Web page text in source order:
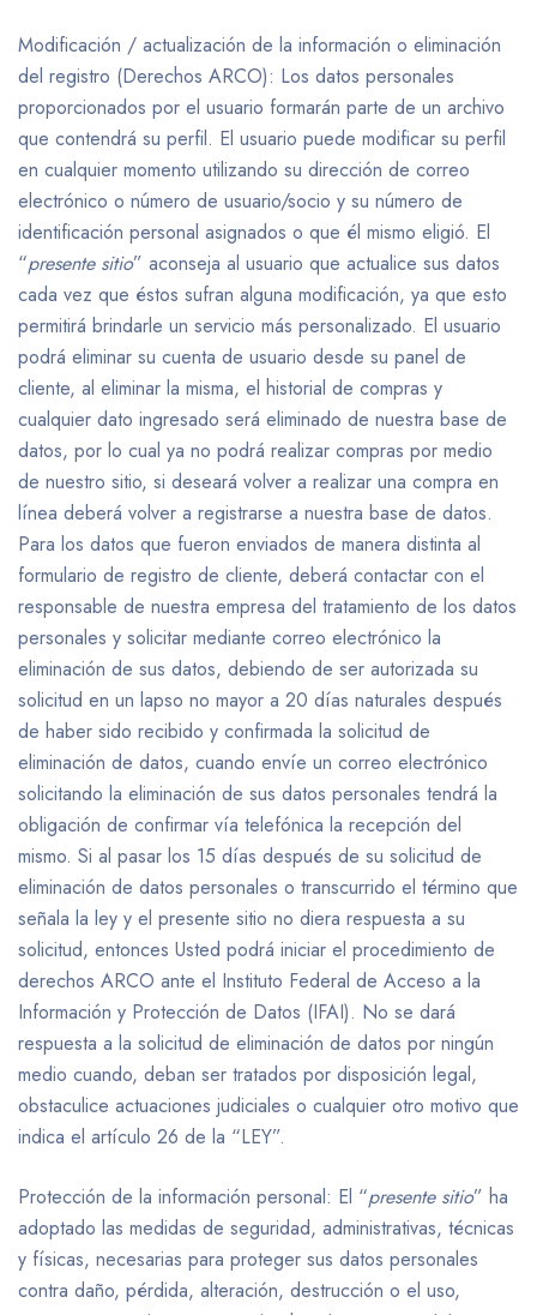
Modificación / actualización de la información o eliminación
del registro (Derechos ARCO): Los datos personales
proporcionados por el usuario formarán parte de un archivo
que contendrá su perfil. El usuario puede modificar su perfil
en cualquier momento utilizando su dirección de correo
electrónico o número de usuario/socio y su número de
identificación personal asignados o que él mismo eligió. El
“presente sitio” aconseja al usuario que actualice sus datos
cada vez que éstos sufran alguna modificación, ya que esto
permitirá brindarle un servicio más personalizado. El usuario
podrá eliminar su cuenta de usuario desde su panel de
cliente, al eliminar la misma, el historial de compras y
cualquier dato ingresado será eliminado de nuestra base de
datos, por lo cual ya no podrá realizar compras por medio
de nuestro sitio, si deseará volver a realizar una compra en
línea deberá volver a registrarse a nuestra base de datos.
Para los datos que fueron enviados de manera distinta al
formulario de registro de cliente, deberá contactar con el
responsable de nuestra empresa del tratamiento de los datos
personales y solicitar mediante correo electrónico la
eliminación de sus datos, debiendo de ser autorizada su
solicitud en un lapso no mayor a 20 días naturales después
de haber sido recibido y confirmada la solicitud de
eliminación de datos, cuando envíe un correo electrónico
solicitando la eliminación de sus datos personales tendrá la
obligación de confirmar vía telefónica la recepción del
mismo. Si al pasar los 15 días después de su solicitud de
eliminación de datos personales o transcurrido el término que
señala la ley y el presente sitio no diera respuesta a su
solicitud, entonces Usted podrá iniciar el procedimiento de
derechos ARCO ante el Instituto Federal de Acceso a la
Información y Protección de Datos (IFAI). No se dará
respuesta a la solicitud de eliminación de datos por ningún
medio cuando, deban ser tratados por disposición legal,
obstaculice actuaciones judiciales o cualquier otro motivo que
indica el artículo 26 de la “LEY”.
Protección de la información personal: El “presente sitio” ha
adoptado las medidas de seguridad, administrativas, técnicas
y físicas, necesarias para proteger sus datos personales
contra daño, pérdida, alteración, destrucción o el uso,